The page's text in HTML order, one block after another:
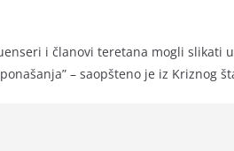
i članovi teretana mogli slikati
– saopšteno je iz Kriznog